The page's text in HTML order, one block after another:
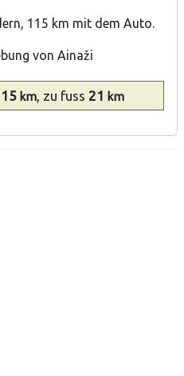
115 km mit dem Auto.
von Ainaži
km, zu fuss 21 km